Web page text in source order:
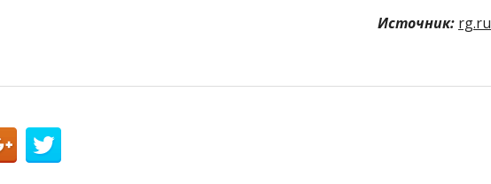
Источник: rg.ru